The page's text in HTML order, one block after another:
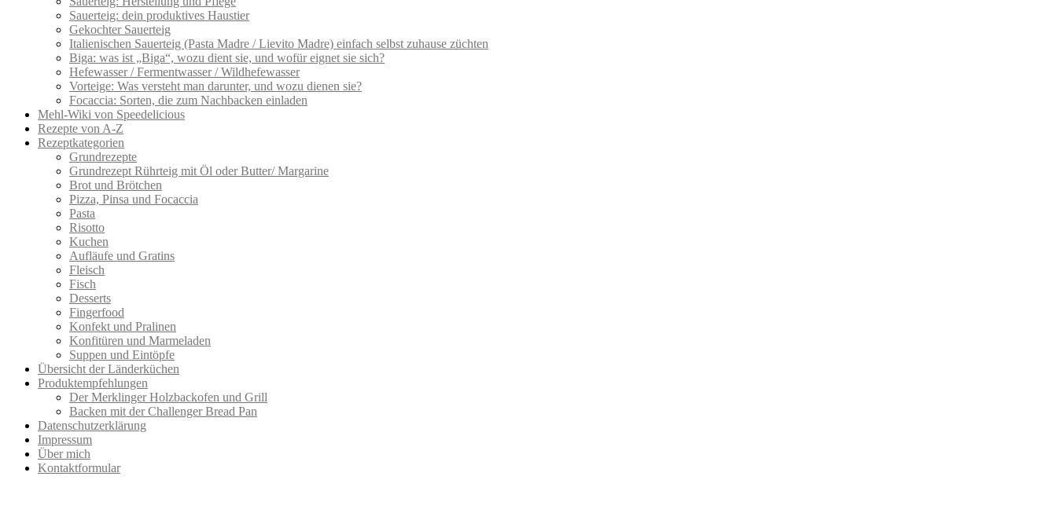
Sauerteig: dein produktives Haustier
Gekochter Sauerteig
Italienischen Sauerteig (Pasta Madre / Lievito Madre) einfach selbst zuhause züchten
Biga: was ist „Biga“, wozu dient sie, und wofür eignet sie sich?
Hefewasser / Fermentwasser / Wildhefewasser
Vorteige: Was versteht man darunter, und wozu dienen sie?
Focaccia: Sorten, die zum Nachbacken einladen
Mehl-Wiki von Speedelicious
Rezepte von A-Z
Rezeptkategorien
Grundrezepte
Grundrezept Rührteig mit Öl oder Butter/ Margarine
Brot und Brötchen
Pizza, Pinsa und Focaccia
Pasta
Risotto
Kuchen
Aufläufe und Gratins
Fleisch
Fisch
Desserts
Fingerfood
Konfekt und Pralinen
Konfitüren und Marmeladen
Suppen und Eintöpfe
Übersicht der Länderküchen
Produktempfehlungen
Der Merklinger Holzbackofen und Grill
Backen mit der Challenger Bread Pan
Datenschutzerklärung
Impressum
Über mich
Kontaktformular